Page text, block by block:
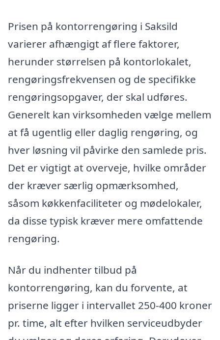
Prisen på kontorrengøring i Saksild
varierer afhængigt af flere faktorer,
herunder størrelsen på kontorlokalet,
rengøringsfrekvensen og de specifikke
rengøringsopgaver, der skal udføres.
Generelt kan virksomheden vælge mellem
at få ugentlig eller daglig rengøring, og
hver løsning vil påvirke den samlede pris.
Det er vigtigt at overveje, hvilke områder
der kræver særlig opmærksomhed,
såsom køkkenfaciliteter og mødelokaler,
da disse typisk kræver mere omfattende
rengøring.
Når du indhenter tilbud på
kontorrengøring, kan du forvente, at
priserne ligger i intervallet 250-400 kroner
pr. time, alt efter hvilken serviceudbyder